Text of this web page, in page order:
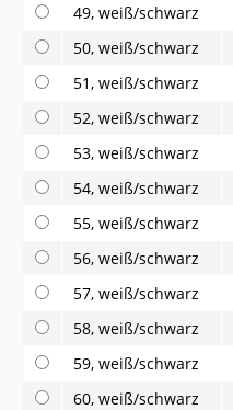
49, weiß/schwarz
50, weiß/schwarz
51, weiß/schwarz
52, weiß/schwarz
53, weiß/schwarz
54, weiß/schwarz
55, weiß/schwarz
56, weiß/schwarz
57, weiß/schwarz
58, weiß/schwarz
59, weiß/schwarz
60, weiß/schwarz